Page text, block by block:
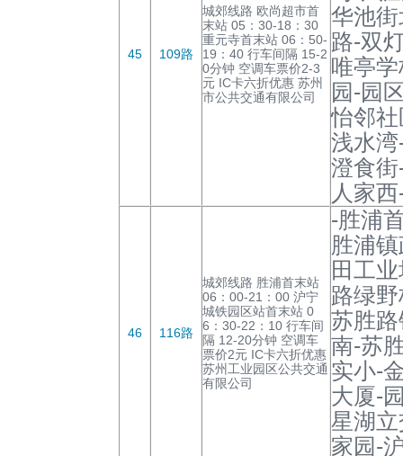
45 109路
城郊线路 欧尚超市首
末站 05：30-18：30
重元寺首末站 06：50-
19：40 行车间隔 15-2
0分钟 空调车票价2-3
元 IC卡六折优惠 苏州
市公共交通有限公司
华池
路-双
唯亭
园-园
怡邻
浅水
澄食
人家
46 116路
城郊线路 胜浦首末站
06：00-21：00 沪宁
城铁园区站首末站 0
6：30-22：10 行车间
隔 12-20分钟 空调车
票价2元 IC卡六折优惠
苏州工业园区公共交通
有限公司
-胜浦
胜浦
田工
路绿
苏胜
南-苏
实小-
大厦-
星湖
家园-